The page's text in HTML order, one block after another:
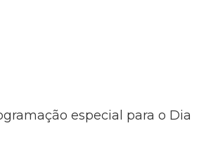
especial para o Dia